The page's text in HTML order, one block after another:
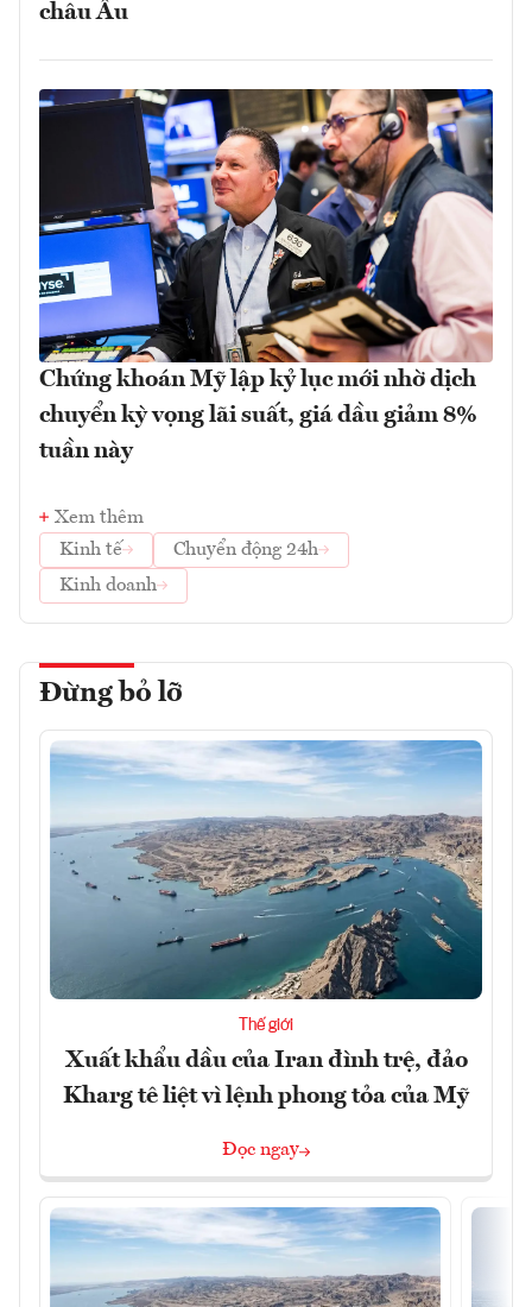
châu Âu
Chứng khoán Mỹ lập kỷ lục mới nhờ dịch
chuyển kỳ vọng lãi suất, giá dầu giảm 8%
tuần này
Xem thêm
Kinh tế
Chuyển động 24h
Kinh doanh
Đừng bỏ lỡ
Thế giới
Xuất khẩu dầu của Iran đình trệ, đảo
Kharg tê liệt vì lệnh phong tỏa của Mỹ
Đọc ngay